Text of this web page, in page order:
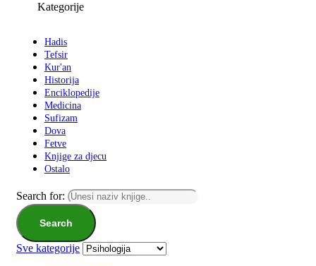
Kategorije
Hadis
Tefsir
Kur'an
Historija
Enciklopedije
Medicina
Sufizam
Dova
Fetve
Knjige za djecu
Ostalo
Search for:
Search
Sve kategorije